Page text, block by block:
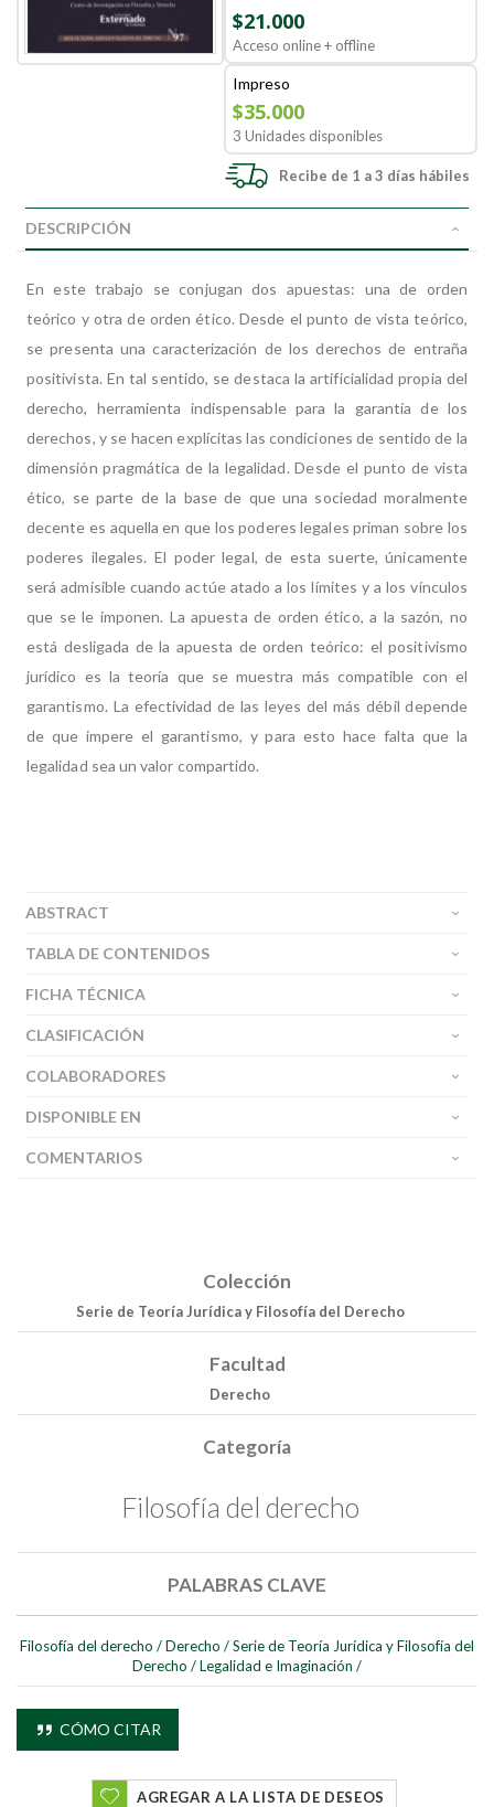
$21.000
Acceso online + offline
Impreso
$35.000
3 Unidades disponibles
Recibe de 1 a 3 días hábiles
DESCRIPCIÓN
En este trabajo se conjugan dos apuestas: una de orden
teórico y otra de orden ético. Desde el punto de vista teórico,
se presenta una caracterización de los derechos de entraña
positivista. En tal sentido, se destaca la artificialidad propia del
derecho, herramienta indispensable para la garantía de los
derechos, y se hacen explícitas las condiciones de sentido de la
dimensión pragmática de la legalidad. Desde el punto de vista
ético, se parte de la base de que una sociedad moralmente
decente es aquella en que los poderes legales priman sobre los
poderes ilegales. El poder legal, de esta suerte, únicamente
será admisible cuando actúe atado a los límites y a los vínculos
que se le imponen. La apuesta de orden ético, a la sazón, no
está desligada de la apuesta de orden teórico: el positivismo
jurídico es la teoría que se muestra más compatible con el
garantismo. La efectividad de las leyes del más débil depende
de que impere el garantismo, y para esto hace falta que la
legalidad sea un valor compartido.
ABSTRACT
TABLA DE CONTENIDOS
FICHA TÉCNICA
CLASIFICACIÓN
COLABORADORES
DISPONIBLE EN
COMENTARIOS
Colección
Serie de Teoría Jurídica y Filosofía del Derecho
Facultad
Derecho
Categoría
Filosofía del derecho
PALABRAS CLAVE
Filosofía del derecho /Derecho /Serie de Teoría Jurídica y Filosofía del
Derecho /Legalidad e Imaginación /
CÓMO CITAR
AGREGAR A LA LISTA DE DESEOS